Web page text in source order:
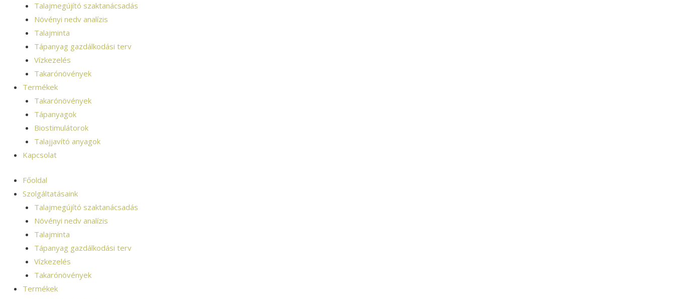
Talajmegújító szaktanácsadás
Növényi nedv analízis
Talajminta
Tápanyag gazdálkodási terv
Vízkezelés
Takarónövények
Termékek
Takarónövények
Tápanyagok
Biostimulátorok
Talajjavító anyagok
Kapcsolat
Főoldal
Szolgáltatásaink
Talajmegújító szaktanácsadás
Növényi nedv analízis
Talajminta
Tápanyag gazdálkodási terv
Vízkezelés
Takarónövények
Termékek